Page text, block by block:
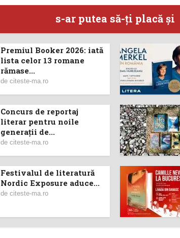
s-ar putea să-ţi placă şi
Premiul Booker 2026: iată
lista celor 13 romane
rămase...
de citeste-ma.ro
Concurs de reportaj
literar pentru noile
generații de...
de citeste-ma.ro
Festivalul de literatură
Nordic Exposure aduce...
de citeste-ma.ro